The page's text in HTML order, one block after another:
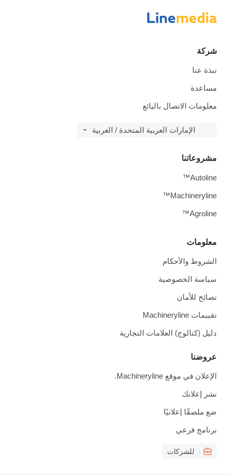
شركة
نبذة عنا
مساعدة
معلومات الاتصال بالبائع
الإمارات العربية المتحدة / العربية
معلومات
الشروط والأحكام
سياسة الخصوصية
نصائح للأمان
تقييمات Machineryline
دليل (كتالوج) العلامات التجارية
عروضنا
الإعلان في موقع Machineryline.
نشر إعلانك
ضع ملصقًا إعلانيًا
برنامج فرعي
للشركات
مشروعاتنا
Autoline™
Machineryline™
Agroline™